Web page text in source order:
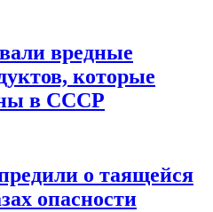
вредные
которые
в СССР
о таящейся
опасности